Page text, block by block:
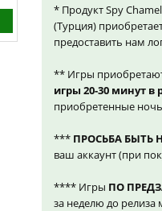
* Продукт Spy
(Турция)
предоставить нам
** Игры
игры 20-30 минут в
приобретенные
*** ПРОСЬБА БЫТЬ
ваш аккаунт (при
**** Игры ПО
за неделю до